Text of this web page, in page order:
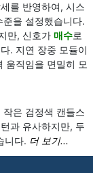
를 반영하여, 시스
을 설정했습니다.
만, 신호가 매수로
. 지연 장중 모듈이
움직임을 면밀히 모
은 검정색 캔들스
과 유사하지만, 두
니다. 더 보기...